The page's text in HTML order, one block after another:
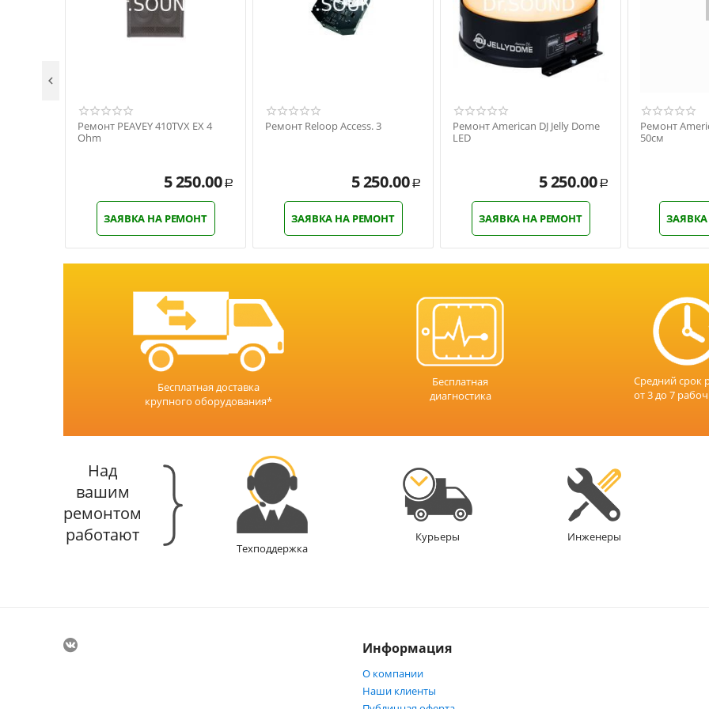
Ремонт PEAVEY 410TVX EX 4
Ohm
5 250.00 Р
ЗАЯВКА НА РЕМОНТ
Ремонт Reloop Access. 3
5 250.00 Р
ЗАЯВКА НА РЕМОНТ
Ремонт American DJ Jelly Dome
LED
5 250.00 Р
ЗАЯВКА НА РЕМОНТ
Ремонт
50см

Бесплатная доставка
крупного оборудования*
Бесплатная
диагностика
Средний срок
от 3 до 7
Над
вашим
ремонтом
работают
Техподдержка
Курьеры Инженеры
Информация
О компании
Наши клиенты